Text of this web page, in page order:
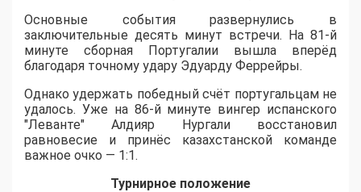
Основные события развернулись в
заключительные десять минут встречи. На 81-й
минуте сборная Португалии вышла вперёд
благодаря точному удару Эдуарду Феррейры.
Однако удержать победный счёт португальцам не
удалось. Уже на 86-й минуте вингер испанского
"Леванте" Алдияр Нургали восстановил
равновесие и принёс казахстанской команде
важное очко — 1:1.
Турнирное положение